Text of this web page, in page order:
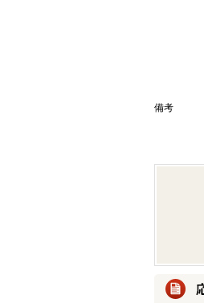
備考